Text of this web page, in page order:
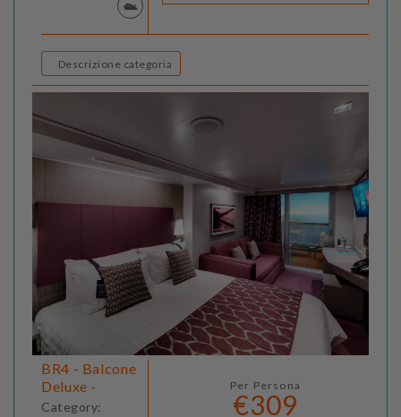
Descrizione categoria
BR4 - Balcone
Deluxe -
Category:
Per Persona
€309